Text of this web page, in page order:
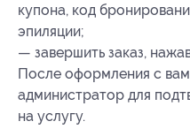
купона, код
эпиляции;
—⁠ ⁠завершить заказ,
После оформления с
администратор для
на услугу.